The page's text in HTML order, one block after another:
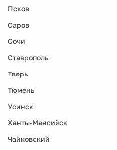
Псков
Саров
Сочи
Ставрополь
Тверь
Тюмень
Усинск
Ханты-Мансийск
Чайковский